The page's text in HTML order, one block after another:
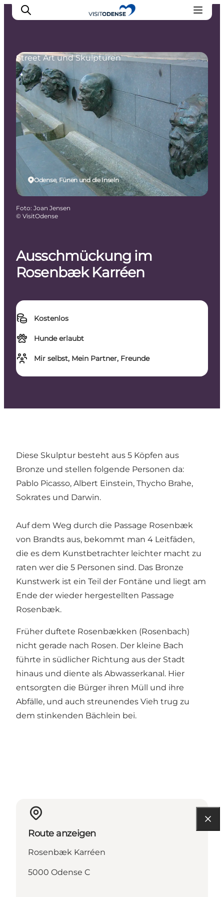
Odense erleben
Veranstaltungen
Reiseplanung
Inspiration
Ausschmückung im
Rosenbæk Karréen
Kostenlos
Hunde erlaubt
Mir selbst, Mein Partner, Freunde
Odense, Fünen und die Inseln
Street Art und Skulpturen
Foto: Joan Jensen
© VisitOdense
Diese Skulptur besteht aus 5 Köpfen aus
Bronze und stellen folgende Personen da:
Pablo Picasso, Albert Einstein, Thycho Brahe,
Sokrates und Darwin.
Auf dem Weg durch die Passage Rosenbæk
von Brandts aus, bekommt man 4 Leitfäden,
die es dem Kunstbetrachter leichter macht zu
raten wer die 5 Personen sind. Das Bronze
Kunstwerk ist ein Teil der Fontäne und liegt am
Ende der wieder hergestellten Passage
Rosenbæk.
Früher duftete Rosenbækken (Rosenbach)
nicht gerade nach Rosen. Der kleine Bach
führte in südlicher Richtung aus der Stadt
hinaus und diente als Abwasserkanal. Hier
entsorgten die Bürger ihren Müll und ihre
Abfälle, und auch streunendes Vieh trug zu
dem stinkenden Bächlein bei.
Route anzeigen
Rosenbæk Karréen
5000 Odense C